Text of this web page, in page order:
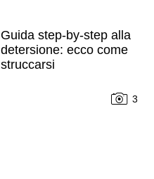
Guida step-by-step alla
detersione: ecco come
struccarsi
3